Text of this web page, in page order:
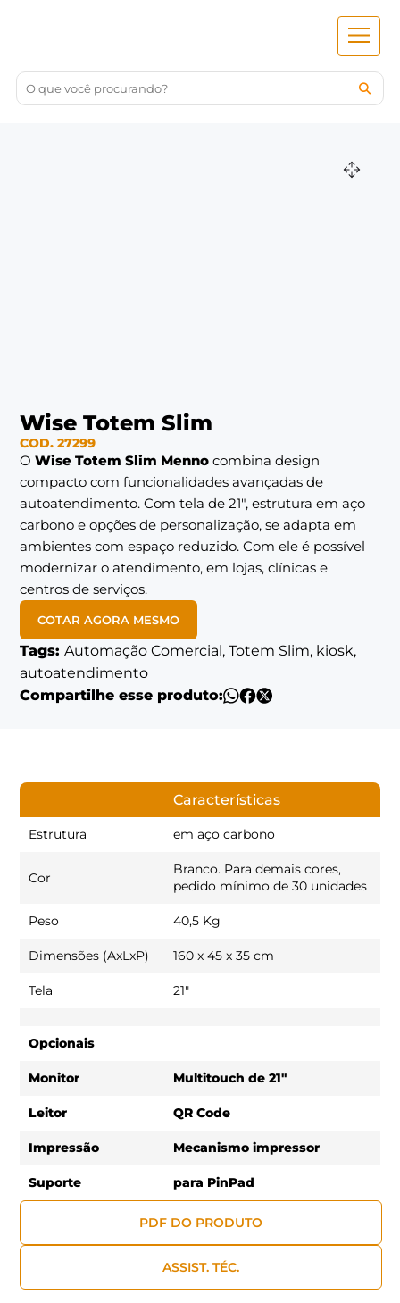
Wise Totem Slim
COD. 27299
OWise Totem Slim Menno combina design
compacto com funcionalidades avançadas de
autoatendimento. Com tela de 21″, estrutura em aço
carbono e opções de personalização, se adapta em
ambientes com espaço reduzido. Com ele é possível
modernizar o atendimento, em lojas, clínicas e
centros de serviços.
COTAR AGORA MESMO
Tags:Automação Comercial, Totem Slim, kiosk,
autoatendimento
Compartilhe esse produto:
Características
Estrutura em aço carbono
Cor
Branco. Para demais cores,
pedido mínimo de 30 unidades
Peso 40,5 Kg
Dimensões (AxLxP) 160 x 45 x 35 cm
Tela 21"
Opcionais
Monitor Multitouch de 21"
Leitor QR Code
Impressão Mecanismo impressor
Suporte para PinPad
PDF DO PRODUTO
ASSIST. TÉC.